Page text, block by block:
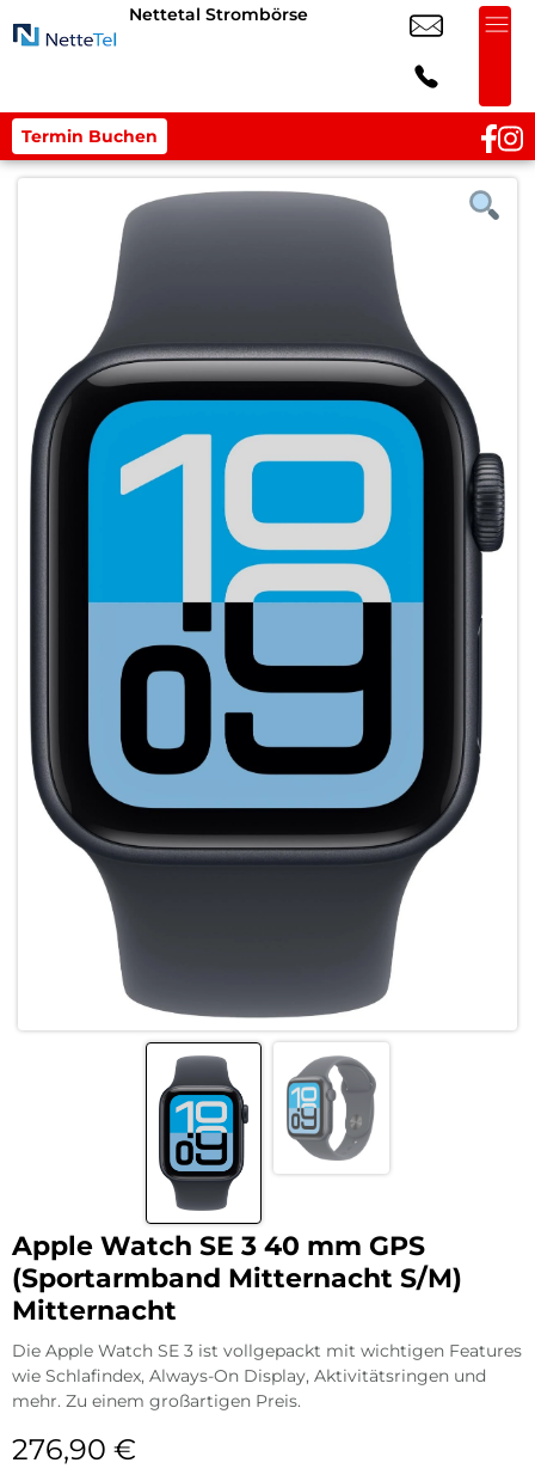
Nettetal Strombörse
Termin Buchen
Apple Watch SE 3 40 mm GPS
(Sportarmband Mitternacht S/M)
Mitternacht
Die Apple Watch SE 3 ist vollgepackt mit wichtigen Features
wie Schlafindex, Always-On Display, Aktivitätsringen und
mehr. Zu einem großartigen Preis.
276,90 €